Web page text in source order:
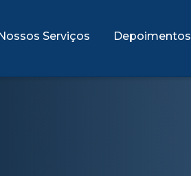
Serviços Depoimentos